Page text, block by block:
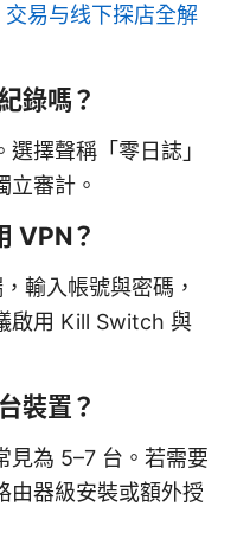
易与线下探店全解
錄嗎？
擇聲稱「零日誌」
立審計。
VPN？
輸入帳號與密碼，
啟用 Kill Switch 與
裝置？
見為 5–7 台。若需要
由器級安裝或額外授